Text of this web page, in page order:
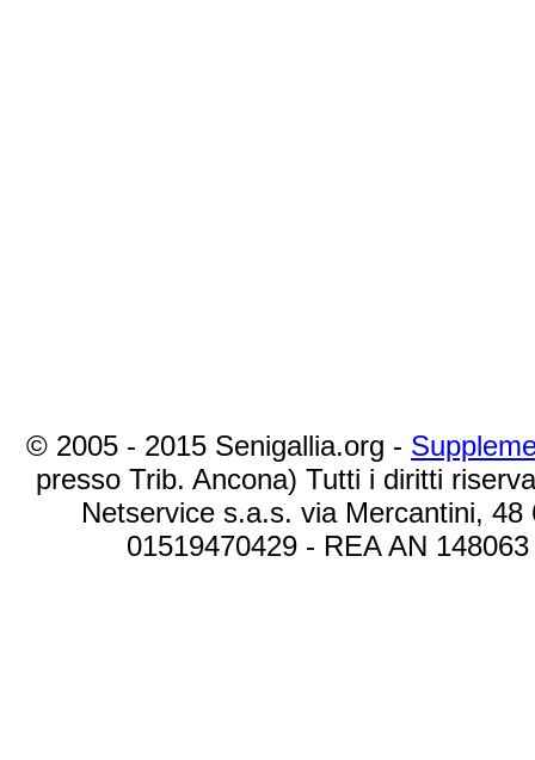
© 2005 - 2015 Senigallia.org -
presso Trib. Ancona) Tutti i diritti
Netservice s.a.s. via Mercantini,
01519470429 - REA AN